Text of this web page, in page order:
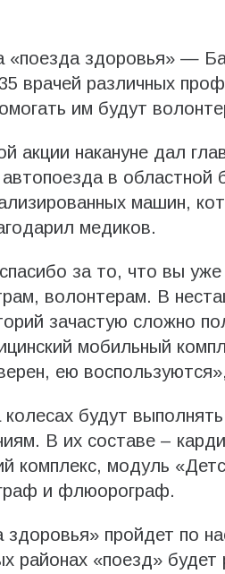
«поезда здоровья» —
врачей различных
им будут
акции накануне дал
в
машин,
медиков.
за то, что вы
волонтерам. В
зачастую сложно
мобильный
ею
будут
В их составе –
комплекс, модуль
и флюорограф.
пройдет по
районах «поезд» будет